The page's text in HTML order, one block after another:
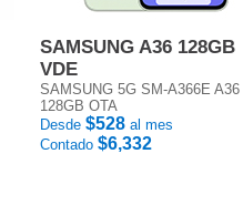
SAMSUNG A36 128GB
VDE
SAMSUNG 5G SM-A366E A36
128GB OTA
Desde $528 al mes
Contado $6,332